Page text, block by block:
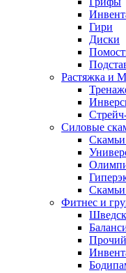
Гири
Диски
Растяжка и
Силовые
Скамьи
Скамьи
Фитнес и